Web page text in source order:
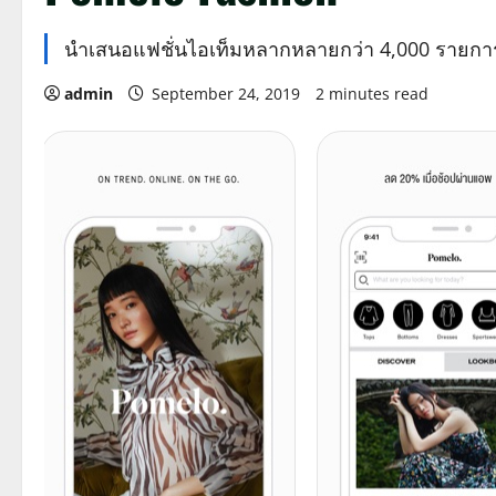
นำเสนอแฟชั่นไอเท็มหลากหลายกว่า 4,000 รายก
admin September 24, 2019 2 minutes read